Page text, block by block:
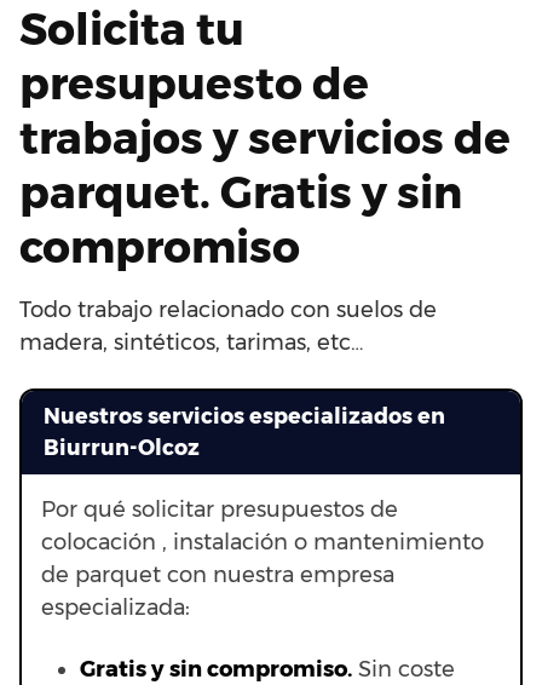
Solicita tu
presupuesto de
trabajos y servicios de
parquet. Gratis y sin
compromiso
Todo trabajo relacionado con suelos de
madera, sintéticos, tarimas, etc…
Nuestros servicios especializados en
Biurrun-Olcoz
Por qué solicitar presupuestos de
colocación , instalación o mantenimiento
de parquet con nuestra empresa
especializada:
Gratis y sin compromiso. Sin coste